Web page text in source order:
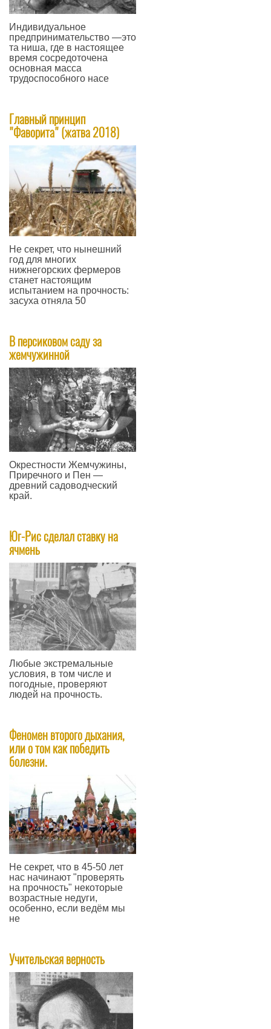
Индивидуальное
предпринимательство —это
та ниша, где в настоящее
время сосредоточена
основная масса
трудоспособного насе
Главный принцип
"Фаворита" (жатва 2018)
Не секрет, что нынешний
год для многих
нижнегорских фермеров
станет настоящим
испытанием на прочность:
засуха отняла 50
В персиковом саду за
жемчужинной
Окрестности Жемчужины,
Приречного и Пен —
древний садоводческий
край.
Юг-Рис сделал ставку на
ячмень
Любые экстремальные
условия, в том числе и
погодные, проверяют
людей на прочность.
Феномен второго дыхания,
или о том как победить
болезни.
Не секрет, что в 45-50 лет
нас начинают "проверять
на прочность" некоторые
возрастные недуги,
особенно, если ведём мы
не
Учительская верность